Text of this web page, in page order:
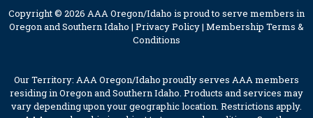
Copyright © 2026 AAA Oregon/Idaho is proud to serve members in
Oregon and Southern Idaho | Privacy Policy| Membership Terms &
Conditions
Our Territory: AAA Oregon/Idaho proudly serves AAA members
residing in Oregon and Southern Idaho. Products and services may
vary depending upon your geographic location. Restrictions apply.